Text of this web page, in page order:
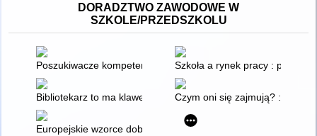
DORADZTWO ZAWODOWE W
SZKOLE/PRZEDSZKOLU
Poszukiwacze kompetencji" Scenariusz lekcji dla klas III
Szkoła a rynek pracy :
Bibliotekarz to ma klawe życie Czym oni się zajmują? :
Europejskie wzorce dobrej praktyki kształcenia i szkolenia